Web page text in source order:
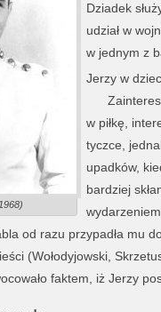
Dziadek
udział w
w jednym z
Jerzy w
w piłkę,
tyczce,
upadków,
bardziej
od razu przypadła mu
(Wołodyjowski,
faktem, iż Jerzy